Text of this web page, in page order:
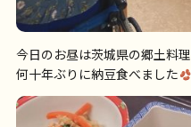
今日のお昼は茨城県の郷土料理
何十年ぶりに納豆食べました